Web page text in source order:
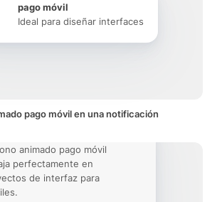
pago móvil
Ideal para diseñar interfaces
pago móvil en una notificación
animado pago móvil
perfectamente en
de interfaz para